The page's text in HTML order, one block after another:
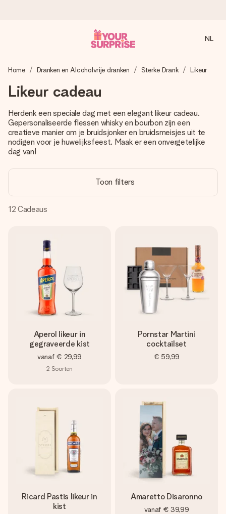
We maken jouw cadeau met zorg en zorgen dat het
het juiste moment, wanneer het het meeste betekent.
4,8 (gebaseerd op +8.000 reviews)
Onze cadeaus worden gewaardeerd. Klanten beoordelen
Gratis wenskaartje
met alle aandacht voor het moment.
NL
Home Dranken en Alcoholvrije dranken Sterke Drank Likeur
Likeur cadeau
Herdenk een speciale dag met een elegant likeur cadeau.
Gepersonaliseerde flessen whisky en bourbon zijn een
creatieve manier om je bruidsjonker en bruidsmeisjes uit te
nodigen voor je huwelijksfeest. Maak er een onvergetelijke
dag van!
Toon filters
12 Cadeaus
Aperol likeur in
gegraveerde kist
vanaf € 29,99
2 Soorten
Pornstar Martini
cocktailset
€ 59,99
Ricard Pastis likeur in
kist
Amaretto Disaronno
vanaf € 39,99